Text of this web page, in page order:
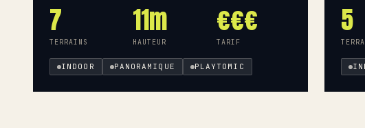
7
TERRAINS
11m
HAUTEUR
€€€
TARIF
INDOOR PANORAMIQUE PLAYTOMIC
5